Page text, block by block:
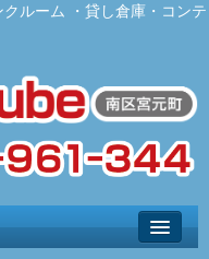
ルーム ・貸し倉庫・コンテ